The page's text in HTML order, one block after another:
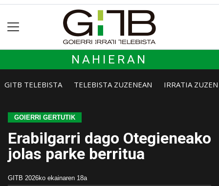
NAHIERAN
GITB TELEBISTA TELEBISTA ZUZENEAN IRRATIA
GOIERRI GERTUTIK
Erabilgarri dago Otegieneako
jolas parke berritua
GITB 2026ko ekainaren 18a